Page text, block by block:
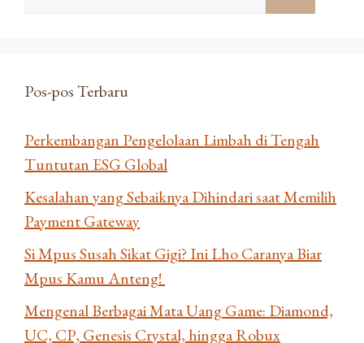
Pos-pos Terbaru
Perkembangan Pengelolaan Limbah di Tengah
Tuntutan ESG Global
Kesalahan yang Sebaiknya Dihindari saat Memilih
Payment Gateway
Si Mpus Susah Sikat Gigi? Ini Lho Caranya Biar
Mpus Kamu Anteng!
Mengenal Berbagai Mata Uang Game: Diamond,
UC, CP, Genesis Crystal, hingga Robux